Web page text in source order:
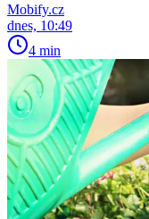
Mobify.cz
dnes, 10:49
4 min